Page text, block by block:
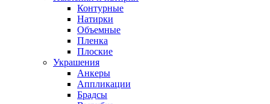
Контурные
Натирки
Объемные
Пленка
Плоские
Украшения
Анкеры
Аппликации
Брадсы